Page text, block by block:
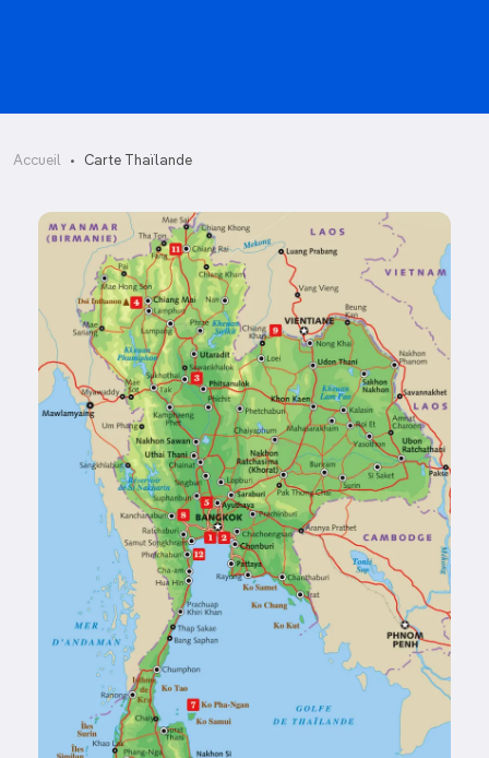
Accueil Carte Thaïlande